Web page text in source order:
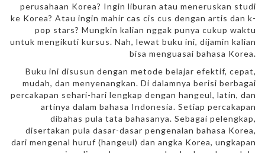
perusahaan Korea? Ingin liburan atau meneruskan studi
ke Korea? Atau ingin mahir cas cis cus dengan artis dan k-
pop stars? Mungkin kalian nggak punya cukup waktu
untuk mengikuti kursus. Nah, lewat buku ini, dijamin kalian
bisa menguasai bahasa Korea.
Buku ini disusun dengan metode belajar efektif, cepat,
mudah, dan menyenangkan. Di dalamnya berisi berbagai
percakapan sehari-hari lengkap dengan hangeul, latin, dan
artinya dalam bahasa Indonesia. Setiap percakapan
dibahas pula tata bahasanya. Sebagai pelengkap,
disertakan pula dasar-dasar pengenalan bahasa Korea,
dari mengenal huruf (hangeul) dan angka Korea, ungkapan